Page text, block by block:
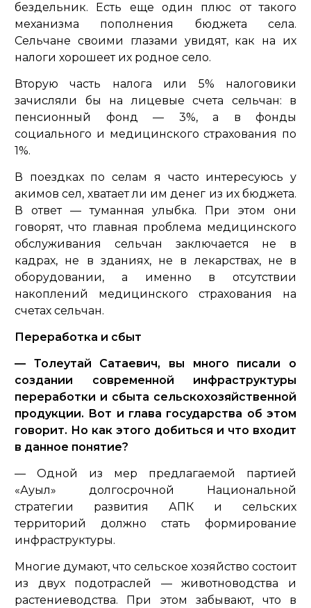
бездельник. Есть еще один плюс от такого
механизма пополнения бюджета села.
Сельчане своими глазами увидят, как на их
налоги хорошеет их родное село.
Вторую часть налога или 5% налоговики
зачисляли бы на лицевые счета сельчан: в
пенсионный фонд — 3%, а в фонды
социального и медицинского страхования по
1%.
В поездках по селам я часто интересуюсь у
акимов сел, хватает ли им денег из их бюджета.
В ответ — туманная улыбка. При этом они
говорят, что главная проблема медицинского
обслуживания сельчан заключается не в
кадрах, не в зданиях, не в лекарствах, не в
оборудовании, а именно в отсутствии
накоплений медицинского страхования на
счетах сельчан.
Переработка и сбыт
— Толеутай Сатаевич, вы много писали о
создании современной инфраструктуры
переработки и сбыта сельскохозяйственной
продукции. Вот и глава государства об этом
говорит. Но как этого добиться и что входит
в данное понятие?
— Одной из мер предлагаемой партией
«Ауыл» долгосрочной Национальной
стратегии развития АПК и сельских
территорий должно стать формирование
инфраструктуры.
Многие думают, что сельское хозяйство состоит
из двух подотраслей — животноводства и
растениеводства. При этом забывают, что в